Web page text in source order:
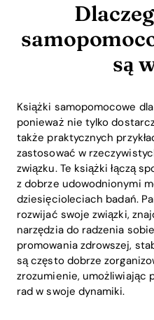
są
Książki samopomocowe
ponieważ nie tylko
także praktycznych
zastosować w
związku. Te książki łączą
z dobrze udowodnionymi
dziesięcioleciach badań.
rozwijać swoje związki,
narzędzia do radzenia
promowania zdrowszej,
są często dobrze
zrozumienie, umożliwiając
rad w swoje dynamiki.